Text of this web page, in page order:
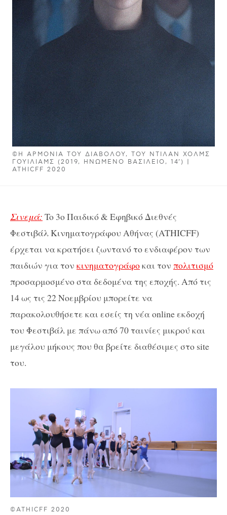
©Η ΑΡΜΟΝΊΑ ΤΟΥ ΔΙΑΒΌΛΟΥ, ΤΟΥ ΝΤΊΛΑΝ ΧΟΛ
ΜΣ ΓΟΥΊΛΙΑΜΣ (2019, ΗΝΩΜΈΝΟ ΒΑΣΊΛΕΙΟ, 1
4’) | ATHICFF 2020
Σινεμά: To 3ο Παιδικό & Εφηβικό Διεθνές
Φεστιβάλ Κινηματογράφου Αθήνας (ATHICFF)
έρχεται να κρατήσει ζωντανό το ενδιαφέρον των
παιδιών για τον κινηματογράφοκαι τον πολιτισμό
προσαρμοσμένο στα δεδομένα της εποχής. Από τις
14 ως τις 22 Νοεμβρίου μπορείτε να
παρακολουθήσετε και εσείς τη νέα online εκδοχή
του Φεστιβάλ με πάνω από 70 ταινίες μικρού και
μεγάλου μήκους που θα βρείτε διαθέσιμες στο site
του.
©ATHICFF 2020